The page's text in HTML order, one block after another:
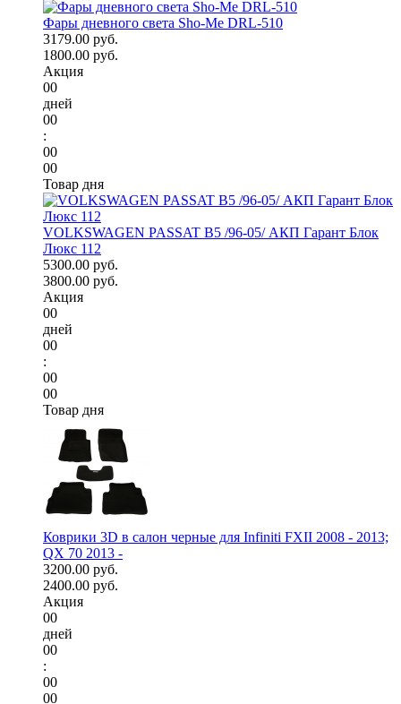
Фары дневного света Sho-Me DRL-510
3179.00 руб.
1800.00 руб.
Акция
00
дней
00
:
00
00
Товар дня
VOLKSWAGEN PASSAT B5 /96-05/ АКП Гарант Блок
Люкс 112
5300.00 руб.
3800.00 руб.
Акция
00
дней
00
:
00
00
Товар дня
Коврики 3D в салон черные для Infiniti FXII 2008 - 2013;
QX 70 2013 -
3200.00 руб.
2400.00 руб.
Акция
00
дней
00
:
00
00